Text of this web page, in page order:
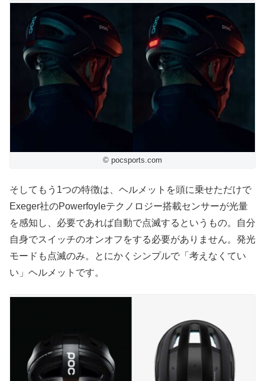
© pocsports.com
そしてもう1つの特徴は、ヘルメットを頭に乗せただけで
Exeger社のPowerfoyleテクノロジー搭載センサーが光量
を感知し、必要であれば自動で点滅するというもの。自分
自身でスイッチのオンオフをする必要がありません。発光
モードも点滅のみ。とにかくシンプルで「考えなくてい
い」ヘルメットです。